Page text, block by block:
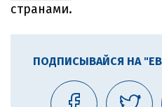
странами.
ПОДПИСЫВАЙСЯ НА